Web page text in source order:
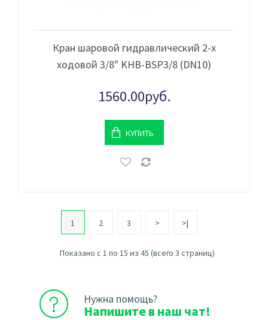
Кран шаровой гидравлический 2-х
ходовой 3/8" KHB-BSP3/8 (DN10)
1560.00руб.
КУПИТЬ
1 2 3 > >|
Показано с 1 по 15 из 45 (всего 3 страниц)
Нужна помощь?
Напишите в наш чат!